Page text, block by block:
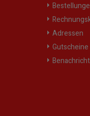
Adressen
Gutscheine